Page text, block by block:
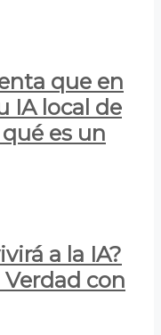
que en
IA local de
es un
a la IA?
con